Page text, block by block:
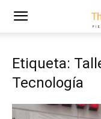
Etiqueta:
Tecnología